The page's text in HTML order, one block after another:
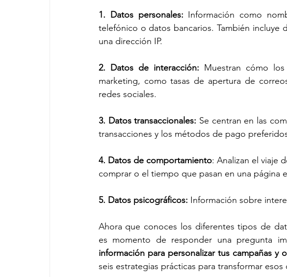
1. Datos personales: Información como
telefónico o datos bancarios. También
una dirección IP.
2. Datos de interacción: Muestran cómo
marketing, como tasas de apertura de
redes sociales.
3. Datos transaccionales: Se centran en las
transacciones y los métodos de pago
4. Datos de comportamiento: Analizan el viaje
comprar o el tiempo que pasan en una página
5. Datos psicográficos: Información sobre
Ahora que conoces los diferentes tipos de
es momento de responder una pregunta
información para personalizar tus campañas y
seis estrategias prácticas para transformar